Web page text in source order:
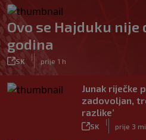
Ovo se Hajduku nije
godina
SK
|
prije 1 h
Junak riječke
zadovoljan,
razlike’
SK
|
prije 3